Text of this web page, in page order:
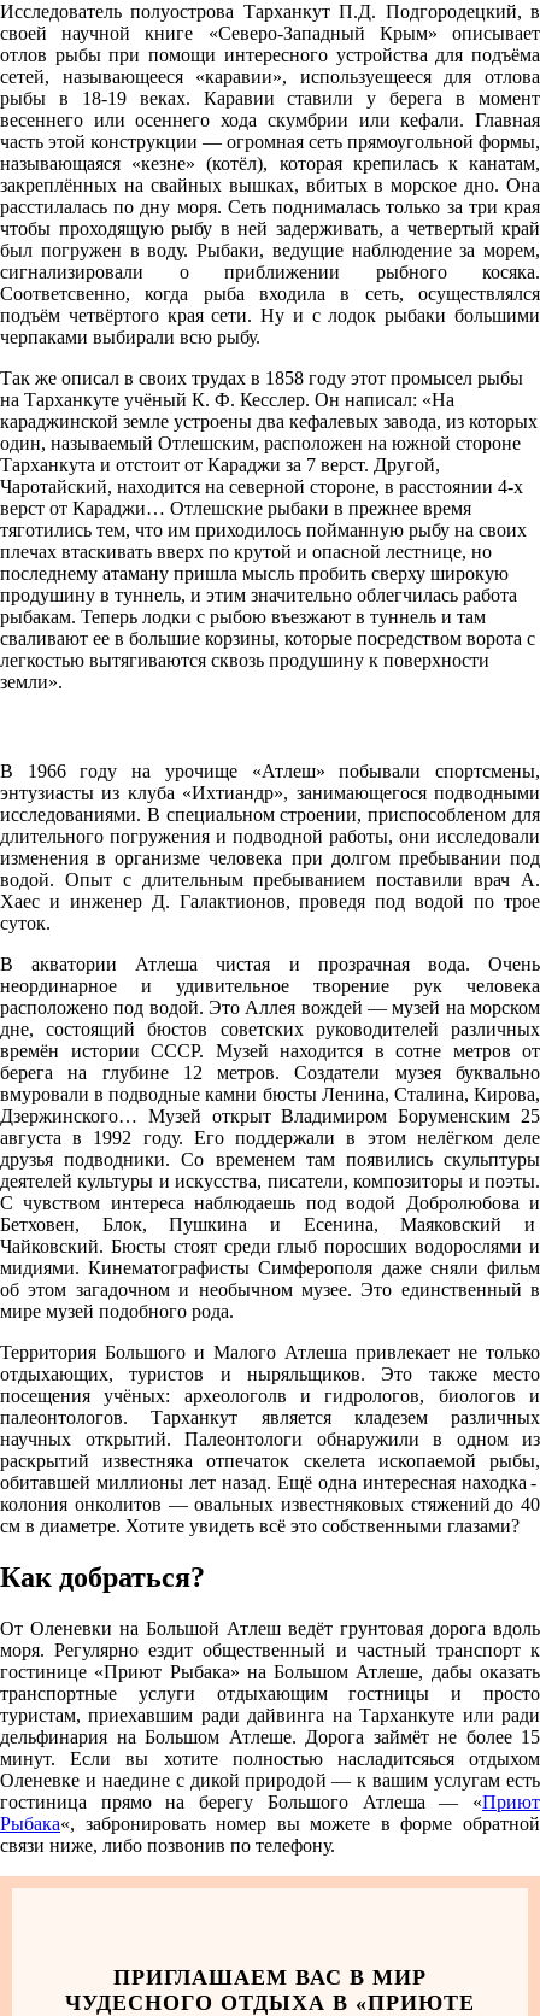
Исследователь полуострова Тарханкут П.Д. Подгородецкий, в
своей научной книге «Северо-Западный Крым» описывает
отлов рыбы при помощи интересного устройства для подъёма
сетей, называющееся «каравии», используещееся для отлова
рыбы в 18-19 веках. Каравии ставили у берега в момент
весеннего или осеннего хода скумбрии или кефали. Главная
часть этой конструкции — огромная сеть прямоугольной формы,
называющаяся «кезне» (котёл), которая крепилась к канатам,
закреплённых на свайных вышках, вбитых в морское дно. Она
расстилалась по дну моря. Сеть поднималась только за три края
чтобы проходящую рыбу в ней задерживать, а четвертый край
был погружен в воду. Рыбаки, ведущие наблюдение за морем,
сигнализировали о приближении рыбного косяка.
Соответсвенно, когда рыба входила в сеть, осуществлялся
подъём четвёртого края сети. Ну и с лодок рыбаки большими
черпаками выбирали всю рыбу.
Так же описал в своих трудах в 1858 году этот промысел рыбы
на Тарханкуте учёный К. Ф. Кесслер. Он написал: «На
караджинской земле устроены два кефалевых завода, из которых
один, называемый Отлешским, расположен на южной стороне
Тарханкута и отстоит от Караджи за 7 верст. Другой,
Чаротайский, находится на северной стороне, в расстоянии 4-х
верст от Караджи… Отлешские рыбаки в прежнее время
тяготились тем, что им приходилось пойманную рыбу на своих
плечах втаскивать вверх по крутой и опасной лестнице, но
последнему атаману пришла мысль пробить сверху широкую
продушину в туннель, и этим значительно облегчилась работа
рыбакам. Теперь лодки с рыбою въезжают в туннель и там
сваливают ее в большие корзины, которые посредством ворота с
легкостью вытягиваются сквозь продушину к поверхности
земли».
В 1966 году на урочище «Атлеш» побывали спортсмены,
энтузиасты из клуба «Ихтиандр», занимающегося подводными
исследованиями. В специальном строении, приспособленом для
длительного погружения и подводной работы, они исследовали
изменения в организме человека при долгом пребывании под
водой. Опыт с длительным пребыванием поставили врач А.
Хаес и инженер Д. Галактионов, проведя под водой по трое
суток.
В акватории Атлеша чистая и прозрачная вода. Очень
неординарное и удивительное творение рук человека
расположено под водой. Это Аллея вождей — музей на морском
дне, состоящий бюстов советских руководителей различных
времён истории СССР. Музей находится в сотне метров от
берега на глубине 12 метров. Создатели музея буквально
вмуровали в подводные камни бюсты Ленина, Сталина, Кирова,
Дзержинского… Музей открыт Владимиром Боруменским 25
августа в 1992 году. Его поддержали в этом нелёгком деле
друзья подводники. Со временем там появились скульптуры
деятелей культуры и искусства, писатели, композиторы и поэты.
С чувством интереса наблюдаешь под водой Добролюбова и
Бетховен, Блок, Пушкина и Есенина, Маяковский и
Чайковский. Бюсты стоят среди глыб поросших водорослями и
мидиями. Кинематографисты Симферополя даже сняли фильм
об этом загадочном и необычном музее. Это единственный в
мире музей подобного рода.
Территория Большого и Малого Атлеша привлекает не только
отдыхающих, туристов и ныряльщиков. Это также место
посещения учёных: археологолв и гидрологов, биологов и
палеонтологов. Тарханкут является кладезем различных
научных открытий. Палеонтологи обнаружили в одном из
раскрытий известняка отпечаток скелета ископаемой рыбы,
обитавшей миллионы лет назад. Ещё одна интересная находка -
колония онколитов — овальных известняковых стяжений до 40
см в диаметре. Хотите увидеть всё это собственными глазами?
Как добраться?
От Оленевки на Большой Атлеш ведёт грунтовая дорога вдоль
моря. Регулярно ездит общественный и частный транспорт к
гостинице «Приют Рыбака» на Большом Атлеше, дабы оказать
транспортные услуги отдыхающим гостницы и просто
туристам, приехавшим ради дайвинга на Тарханкуте или ради
дельфинария на Большом Атлеше. Дорога займёт не более 15
минут. Если вы хотите полностью насладитсяься отдыхом
Оленевке и наедине с дикой природой — к вашим услугам есть
гостиница прямо на берегу Большого Атлеша — «Приют
Рыбака«, забронировать номер вы можете в форме обратной
связи ниже, либо позвонив по телефону.
ПРИГЛАШАЕМ ВАС В МИР
ЧУДЕСНОГО ОТДЫХА В «ПРИЮТЕ